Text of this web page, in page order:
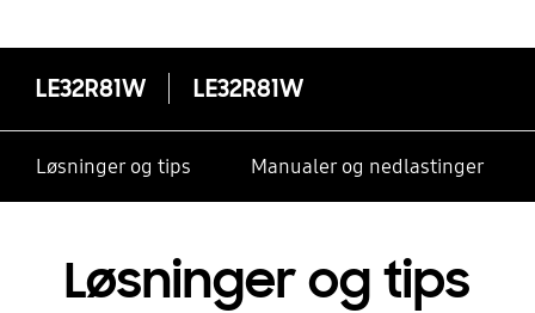
LE32R81W LE32R81W
Løsninger og tips Manualer og nedlastinger
Løsninger og tips